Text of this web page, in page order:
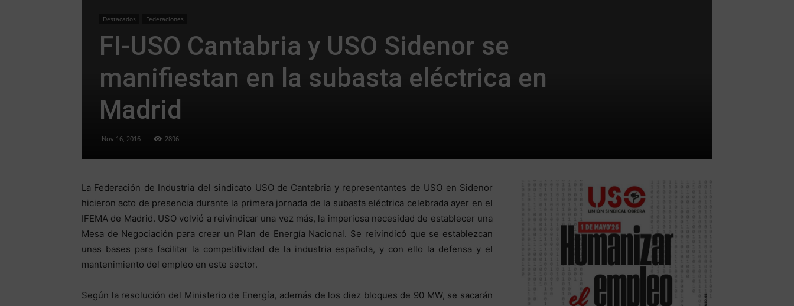
Cantabria
Destacados Federaciones
FI-USO Cantabria y USO Sidenor se
manifiestan en la subasta eléctrica en
Madrid
Nov 16, 2016 2896
La Federación de Industria del sindicato USO de Cantabria y representantes de USO en Sidenor
hicieron acto de presencia durante la primera jornada de la subasta eléctrica celebrada ayer en el
IFEMA de Madrid. USO volvió a reivindicar una vez más, la imperiosa necesidad de establecer una
Mesa de Negociación para crear un Plan de Energía Nacional. Se reivindicó que se establezcan
unas bases para facilitar la competitividad de la industria española, y con ello la defensa y el
mantenimiento del empleo en este sector.
Según la resolución del Ministerio de Energía, además de los diez bloques de 90 MW, se sacarán